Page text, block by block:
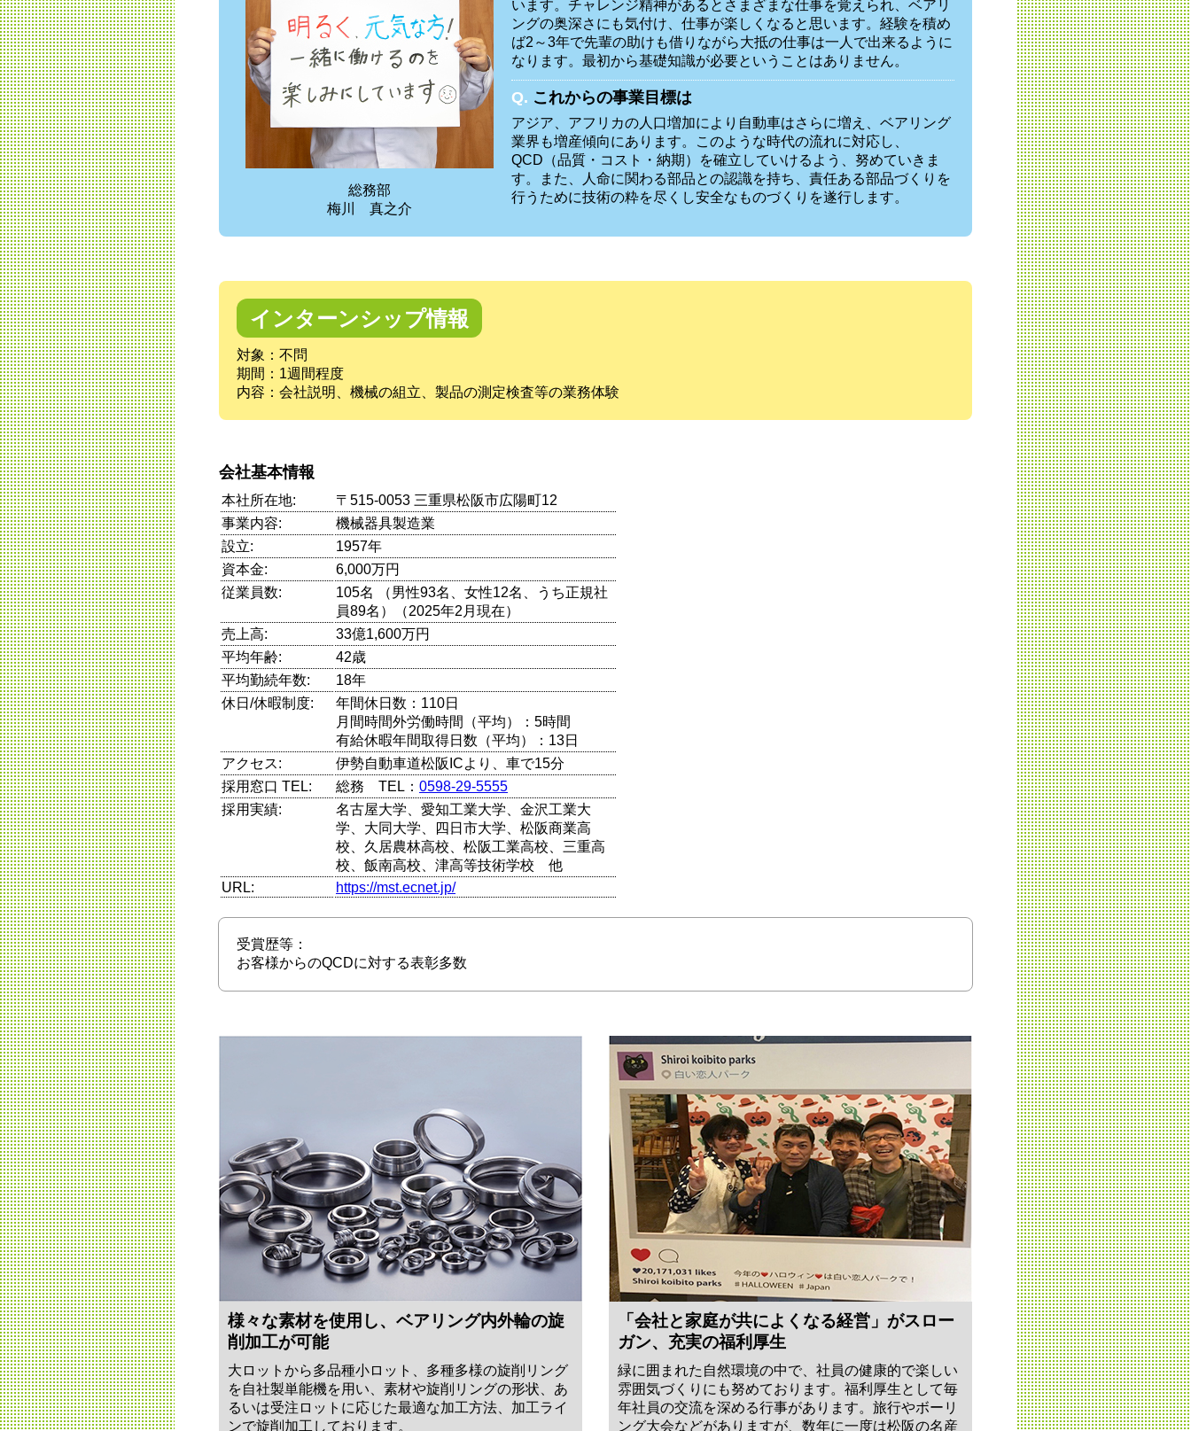
総務部
梅川 真之介
います。チャレンジ精神があるとさまざまな仕事を覚えられ、ベアリ
ングの奥深さにも気付け、仕事が楽しくなると思います。経験を積め
ば2～3年で先輩の助けも借りながら大抵の仕事は一人で出来るように
なります。最初から基礎知識が必要ということはありません。
Q. これからの事業目標は
アジア、アフリカの人口増加により自動車はさらに増え、ベアリング
業界も増産傾向にあります。このような時代の流れに対応し、
QCD（品質・コスト・納期）を確立していけるよう、努めていきま
す。また、人命に関わる部品との認識を持ち、責任ある部品づくりを
行うために技術の粋を尽くし安全なものづくりを遂行します。
インターンシップ情報
対象：不問
期間：1週間程度
内容：会社説明、機械の組立、製品の測定検査等の業務体験
会社基本情報
本社所在地:
〒515-0053 三重県松阪市広陽町12
事業内容:
機械器具製造業
設立:
1957年
資本金:
6,000万円
従業員数:
105名 （男性93名、女性12名、うち正規社
員89名）（2025年2月現在）
売上高:
33億1,600万円
平均年齢:
42歳
平均勤続年数:
18年
休日/休暇制度:
年間休日数：110日
月間時間外労働時間（平均）：5時間
有給休暇年間取得日数（平均）：13日
アクセス:
伊勢自動車道松阪ICより、車で15分
採用窓口 TEL:
総務 TEL： 0598-29-5555
採用実績:
名古屋大学、愛知工業大学、金沢工業大
学、大同大学、四日市大学、松阪商業高
校、久居農林高校、松阪工業高校、三重高
校、飯南高校、津高等技術学校 他
URL:
https://mst.ecnet.jp/
受賞歴等：
お客様からのQCDに対する表彰多数
様々な素材を使用し、ベアリング内外輪の旋
削加工が可能
大ロットから多品種小ロット、多種多様の旋削リング
を自社製単能機を用い、素材や旋削リングの形状、あ
るいは受注ロットに応じた最適な加工方法、加工ライ
ンで旋削加工しております。
「会社と家庭が共によくなる経営」がスロー
ガン、充実の福利厚生
緑に囲まれた自然環境の中で、社員の健康的で楽しい
雰囲気づくりにも努めております。福利厚生として毎
年社員の交流を深める行事があります。旅行やボーリ
ング大会などがありますが、数年に一度は松阪の名産